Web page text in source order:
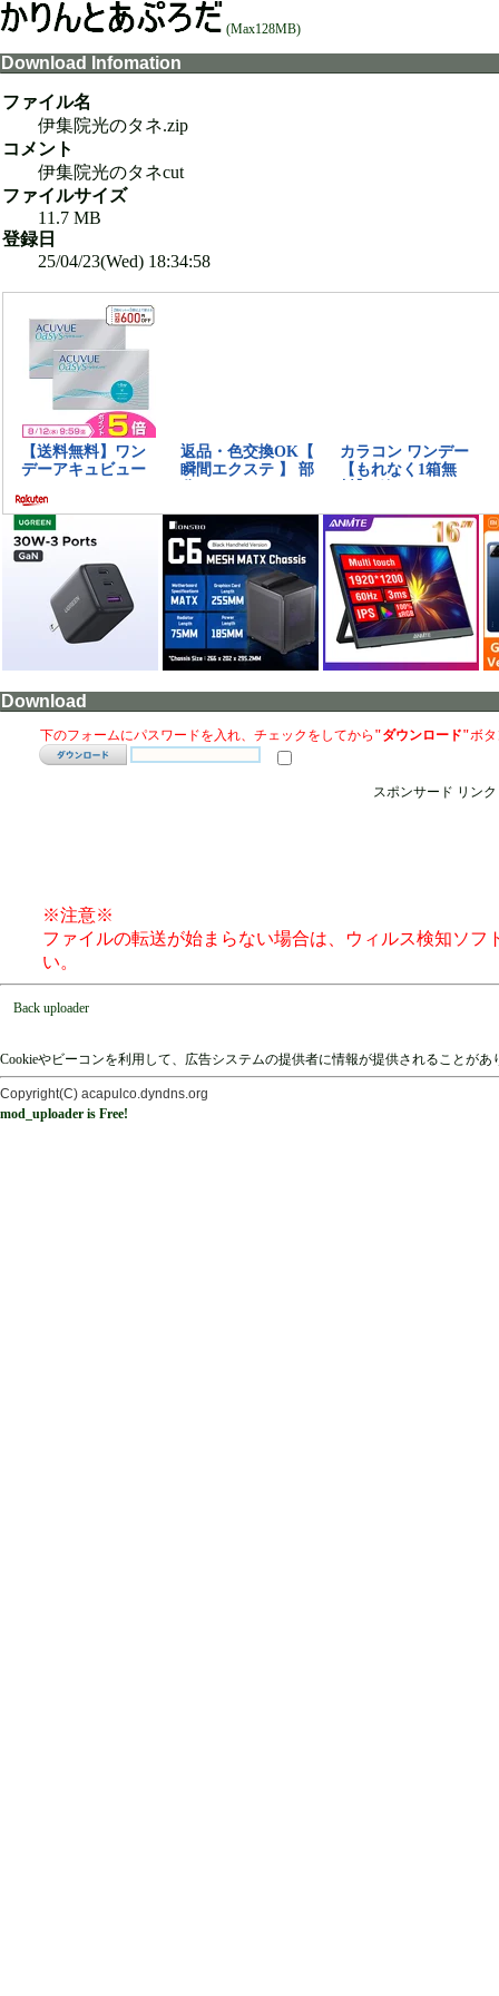
(Max128MB)
Download Infomation
ファイル名
伊集院光のタネ.zip
コメント
伊集院光のタネcut
ファイルサイズ
11.7 MB
登録日
25/04/23(Wed) 18:34:58
Download
下のフォームにパスワードを入れ、チェックをしてから "ダウンロード"ボ
スポンサード リンク
※注意※
ファイルの転送が始まらない場合は、ウィルス検知ソ
い。
Back uploader
Cookieやビーコンを利用して、広告システムの提供者に情報が提供されることが
Copyright(C) acapulco.dyndns.org
mod_uploader is Free!